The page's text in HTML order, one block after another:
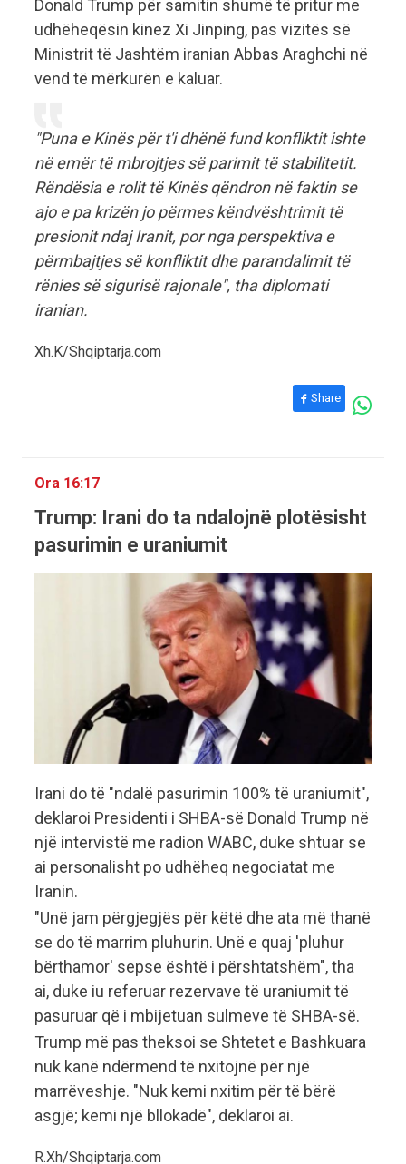
Donald Trump për samitin shumë të pritur me
udhëheqësin kinez Xi Jinping, pas vizitës së
Ministrit të Jashtëm iranian Abbas Araghchi në
vend të mërkurën e kaluar.
"Puna e Kinës për t'i dhënë fund konfliktit ishte
në emër të mbrojtjes së parimit të stabilitetit.
Rëndësia e rolit të Kinës qëndron në faktin se
ajo e pa krizën jo përmes këndvështrimit të
presionit ndaj Iranit, por nga perspektiva e
përmbajtjes së konfliktit dhe parandalimit të
rënies së sigurisë rajonale", tha diplomati
iranian.
Xh.K/Shqiptarja.com
Share
Ora 16:17
Trump: Irani do ta ndalojnë plotësisht
pasurimin e uraniumit
Irani do të "ndalë pasurimin 100% të uraniumit",
deklaroi Presidenti i SHBA-së Donald Trump në
një intervistë me radion WABC, duke shtuar se
ai personalisht po udhëheq negociatat me
Iranin.
"Unë jam përgjegjës për këtë dhe ata më thanë
se do të marrim pluhurin. Unë e quaj 'pluhur
bërthamor' sepse është i përshtatshëm", tha
ai, duke iu referuar rezervave të uraniumit të
pasuruar që i mbijetuan sulmeve të SHBA-së.
Trump më pas theksoi se Shtetet e Bashkuara
nuk kanë ndërmend të nxitojnë për një
marrëveshje. "Nuk kemi nxitim për të bërë
asgjë; kemi një bllokadë", deklaroi ai.
R.Xh/Shqiptarja.com